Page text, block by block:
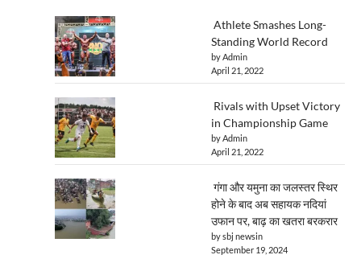
Athlete Smashes Long-
Standing World Record
by Admin
April 21, 2022
Rivals with Upset Victory
in Championship Game
by Admin
April 21, 2022
गंगा और यमुना का जलस्तर स्थिर
होने के बाद अब सहायक नदियां
उफान पर, बाढ़ का खतरा बरकरार
by sbj newsin
September 19, 2024